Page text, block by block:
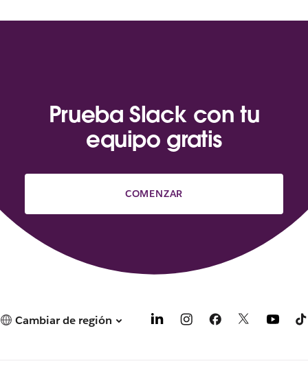
Prueba Slack con tu
equipo gratis
COMENZAR
Cambiar de región